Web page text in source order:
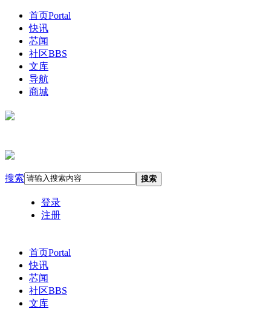
首页Portal
快讯
芯闻
社区BBS
文库
导航
商城
搜索 搜索
登录
注册
首页Portal
快讯
芯闻
社区BBS
文库